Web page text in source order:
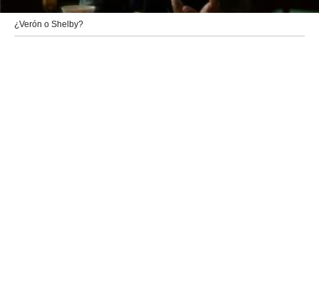
¿Verón o Shelby?